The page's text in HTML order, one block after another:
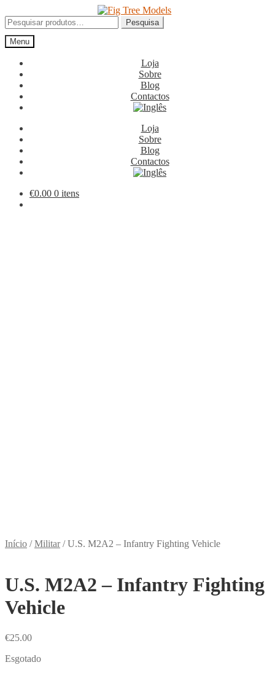
para
a
navegação
para
o
conteúdo
Pesquisar
por:
Pesquisa
Menu
Loja
Sobre
Blog
Contactos
Loja
Sobre
Blog
Contactos
€0.00 0 itens
Início /Militar/U.S. M2A2 – Infantry Fighting Vehicle
U.S. M2A2 – Infantry Fighting
Vehicle
€25.00
Esgotado